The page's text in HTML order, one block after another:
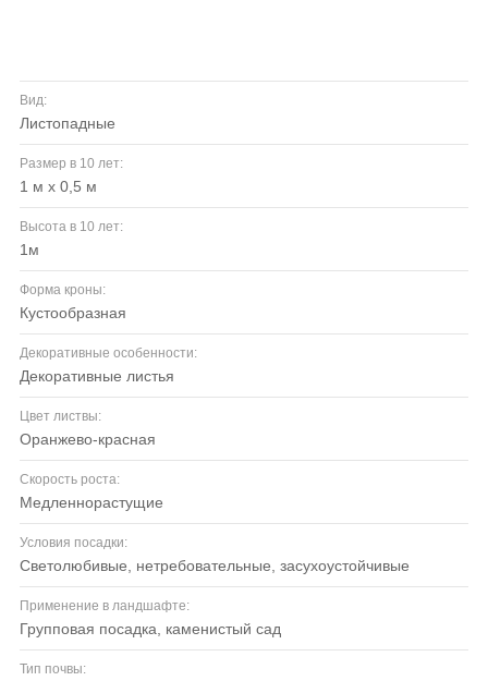
Вид:
листопадные
Размер в 10 лет:
1 м х 0,5 м
Высота в 10 лет:
1м
Форма кроны:
кустообразная
Декоративные особенности:
декоративные листья
Цвет листвы:
оранжево-красная
Скорость роста:
медленнорастущие
Условия посадки:
светолюбивые, нетребовательные, засухоустойчивые
Применение в ландшафте:
групповая посадка, каменистый сад
Тип почвы: